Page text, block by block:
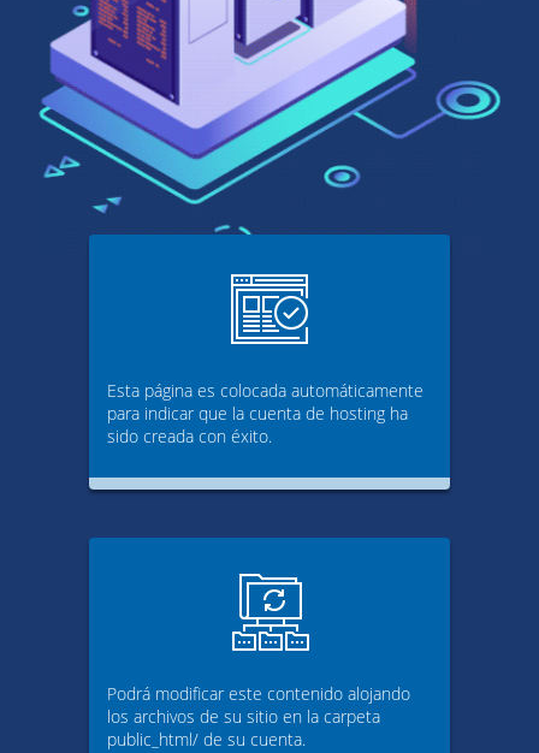
Esta página es colocada automáticamente
para indicar que la cuenta de hosting ha
sido creada con éxito.
Podrá modificar este contenido alojando
los archivos de su sitio en la carpeta
public_html/ de su cuenta.